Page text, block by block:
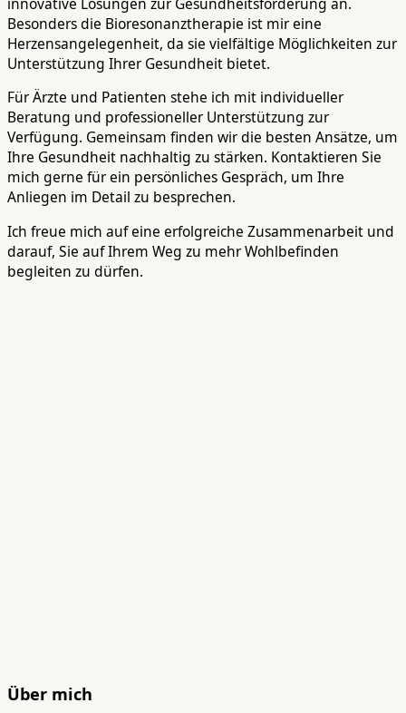
Besonders die Bioresonanztherapie ist mir eine
Herzensangelegenheit, da sie vielfältige Möglichkeiten zur
Unterstützung Ihrer Gesundheit bietet.
Für Ärzte und Patienten stehe ich mit individueller
Beratung und professioneller Unterstützung zur
Verfügung. Gemeinsam finden wir die besten Ansätze, um
Ihre Gesundheit nachhaltig zu stärken. Kontaktieren Sie
mich gerne für ein persönliches Gespräch, um Ihre
Anliegen im Detail zu besprechen.
Ich freue mich auf eine erfolgreiche Zusammenarbeit und
darauf, Sie auf Ihrem Weg zu mehr Wohlbefinden
begleiten zu dürfen.
Über mich